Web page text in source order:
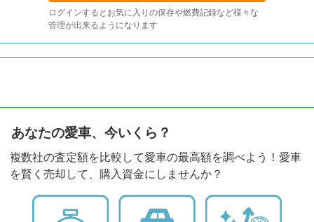
ログインするとお気に入りの保存や燃費記録など様々な
管理が出来るようになります
あなたの愛車、今いくら？
複数社の査定額を比較して愛車の最高額を調べよう！愛車
を賢く売却して、購入資金にしませんか？